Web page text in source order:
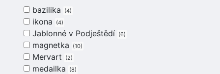
bazilika 4
ikona 4
Jablonné v Podještědí 6
magnetka 10
Mervart 2
medailka 8